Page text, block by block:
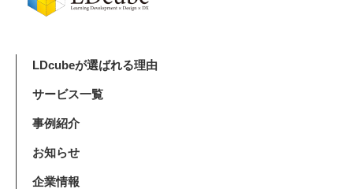
LDcubeが選ばれる理由
サービス一覧
事例紹介
お知らせ
企業情報